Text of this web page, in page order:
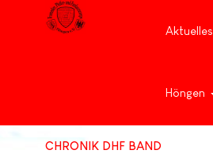
Aktuelles
Höngen
CHRONIK DHF BAND